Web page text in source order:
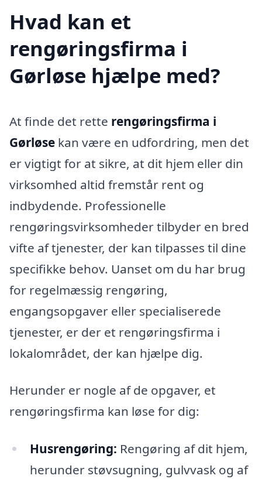
Hvad kan et
rengøringsfirma i
Gørløse hjælpe med?
At finde det rette rengøringsfirma i
Gørløse kan være en udfordring, men det
er vigtigt for at sikre, at dit hjem eller din
virksomhed altid fremstår rent og
indbydende. Professionelle
rengøringsvirksomheder tilbyder en bred
vifte af tjenester, der kan tilpasses til dine
specifikke behov. Uanset om du har brug
for regelmæssig rengøring,
engangsopgaver eller specialiserede
tjenester, er der et rengøringsfirma i
lokalområdet, der kan hjælpe dig.
Herunder er nogle af de opgaver, et
rengøringsfirma kan løse for dig:
Husrengøring: Rengøring af dit hjem,
herunder støvsugning, gulvvask og af